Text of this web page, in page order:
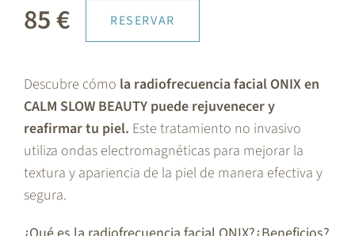
85 € RESERVAR
Descubre cómo la radiofrecuencia facial ONIX en
CALM SLOW BEAUTY puede rejuvenecer y
reafirmar tu piel. Este tratamiento no invasivo
utiliza ondas electromagnéticas para mejorar la
textura y apariencia de la piel de manera efectiva y
segura.